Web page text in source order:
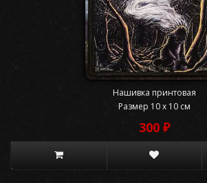
Нашивка принтовая
Размер 10 x 10 см
300 ₽